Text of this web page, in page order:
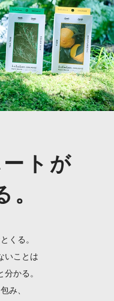
トが
。
くる。
いことは
かる。
み、